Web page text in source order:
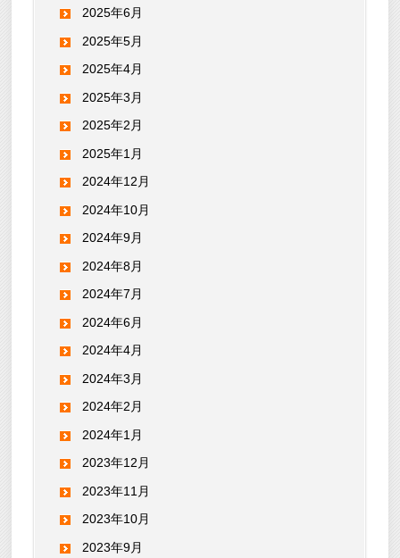
2025年6月
2025年5月
2025年4月
2025年3月
2025年2月
2025年1月
2024年12月
2024年10月
2024年9月
2024年8月
2024年7月
2024年6月
2024年4月
2024年3月
2024年2月
2024年1月
2023年12月
2023年11月
2023年10月
2023年9月